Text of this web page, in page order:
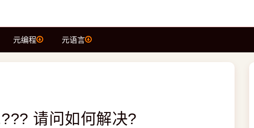
元编程 元语言
请问如何解决?